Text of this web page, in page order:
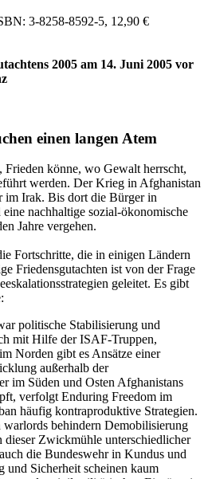
3-8258-8592-5, 12,90 €
2005 am 14. Juni 2005 vor
einen langen Atem
Frieden könne, wo Gewalt herrscht,
werden. Der Krieg in Afghanistan
im Irak. Bis dort die Bürger in
nachhaltige sozial-ökonomische
Jahre vergehen.
Fortschritte, die in einigen Ländern
Friedensgutachten ist von der Frage
geleitet. Es gibt
politische Stabilisierung und
mit Hilfe der ISAF-Truppen,
Norden gibt es Ansätze einer
außerhalb der
im Süden und Osten Afghanistans
verfolgt Enduring Freedom im
häufig kontraproduktive Strategien.
behindern Demobilisierung
Zwickmühle unterschiedlicher
die Bundeswehr in Kundus und
und Sicherheit scheinen kaum